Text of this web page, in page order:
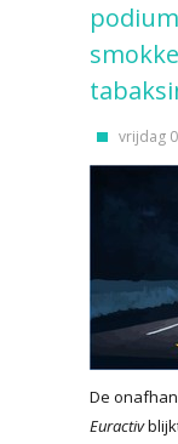
vrijdag
De
Euractiv